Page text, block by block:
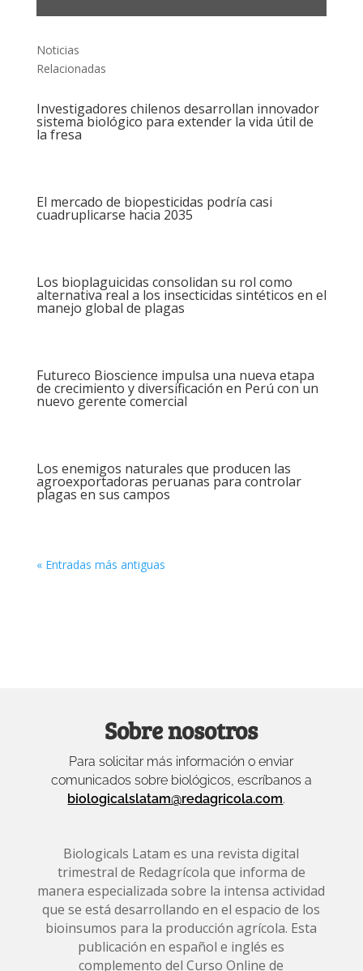
Noticias
Relacionadas
Investigadores chilenos desarrollan innovador
sistema biológico para extender la vida útil de
la fresa
El mercado de biopesticidas podría casi
cuadruplicarse hacia 2035
Los bioplaguicidas consolidan su rol como
alternativa real a los insecticidas sintéticos en el
manejo global de plagas
Futureco Bioscience impulsa una nueva etapa
de crecimiento y diversificación en Perú con un
nuevo gerente comercial
Los enemigos naturales que producen las
agroexportadoras peruanas para controlar
plagas en sus campos
« Entradas más antiguas
Sobre nosotros
Para solicitar más información o enviar
comunicados sobre biológicos, escríbanos a
biologicalslatam@redagricola.com.
Biologicals Latam es una revista digital
trimestral de Redagrícola que informa de
manera especializada sobre la intensa actividad
que se está desarrollando en el espacio de los
bioinsumos para la producción agrícola. Esta
publicación en español e inglés es
complemento del Curso Online de